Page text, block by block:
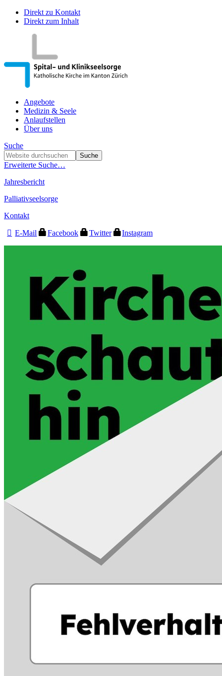
Direkt zu Kontakt
Direkt zum Inhalt
Angebote
Medizin & Seele
Anlaufstellen
Über uns
Suche
Erweiterte Suche…
Jahresbericht
Palliativseelsorge
Kontakt
E-Mail Facebook Twitter Instagram